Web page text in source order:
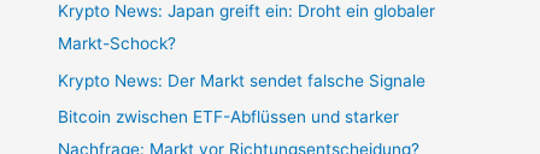
Krypto News: Japan greift ein: Droht ein globaler
Markt-Schock?
Krypto News: Der Markt sendet falsche Signale
Bitcoin zwischen ETF-Abflüssen und starker
Nachfrage: Markt vor Richtungsentscheidung?